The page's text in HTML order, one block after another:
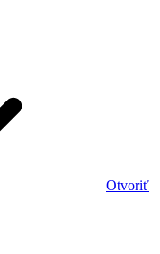
Otvoriť